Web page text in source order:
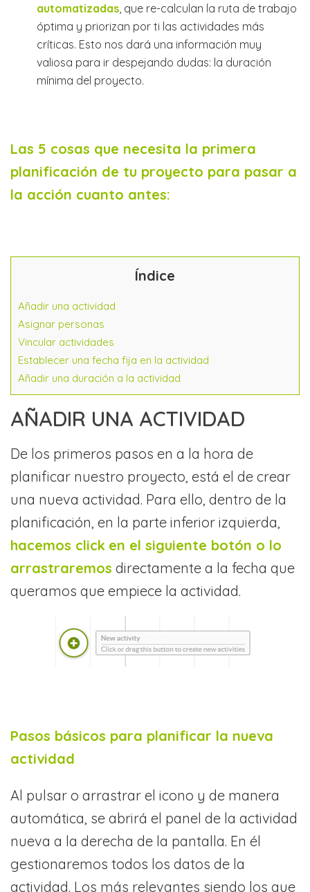
automatizadas, que re-calculan la ruta de trabajo
óptima y priorizan por ti las actividades más
críticas. Esto nos dará una información muy
valiosa para ir despejando dudas: la duración
mínima del proyecto.
Las 5 cosas que necesita la primera
planificación de tu proyecto para pasar a
la acción cuanto antes:
Índice
Añadir una actividad
Asignar personas
Vincular actividades
Establecer una fecha fija en la actividad
Añadir una duración a la actividad
AÑADIR UNA ACTIVIDAD
De los primeros pasos en a la hora de
planificar nuestro proyecto, está el de crear
una nueva actividad. Para ello, dentro de la
planificación, en la parte inferior izquierda,
hacemos click en el siguiente botón o lo
arrastraremos directamente a la fecha que
queramos que empiece la actividad.
Pasos básicos para planificar la nueva
actividad
Al pulsar o arrastrar el icono y de manera
automática, se abrirá el panel de la actividad
nueva a la derecha de la pantalla. En él
gestionaremos todos los datos de la
actividad. Los más relevantes siendo los que